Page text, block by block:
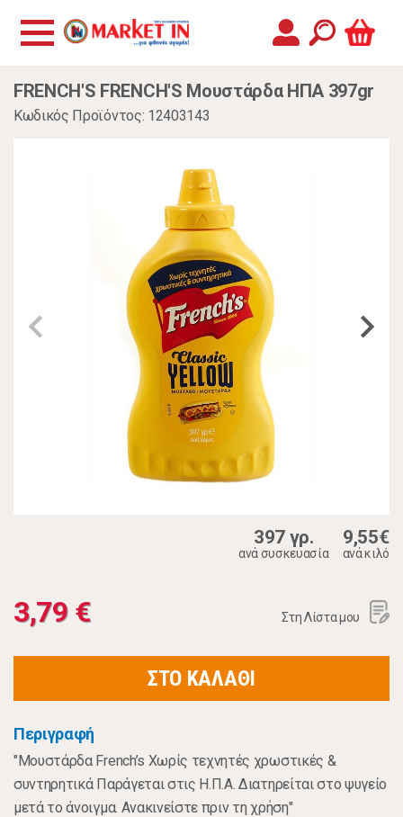
FRENCH'S FRENCH'S Μουστάρδα ΗΠΑ 397gr
Κωδικός Προϊόντος: 12403143
397 γρ.
ανά συσκευασία
9,55€
ανά κιλό
3,79 € Στη Λίστα μου
ΣΤΟ ΚΑΛΑΘΙ
Περιγραφή
"Μουστάρδα French’s Xωρίς τεχνητές χρωστικές &
συντηρητικά Παράγεται στις H.Π.Α. Διατηρείται στο ψυγείο
μετά το άνοιγμα. Ανακινείστε πριν τη χρήση"